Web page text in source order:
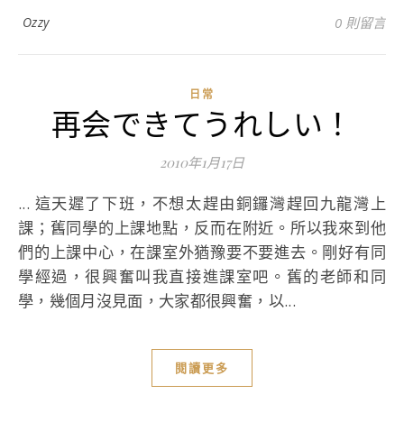
Ozzy 0 則留言
日常
再会できてうれしい！
2010年1月17日
... 這天遲了下班，不想太趕由銅鑼灣趕回九龍灣上
課；舊同學的上課地點，反而在附近。所以我來到他
們的上課中心，在課室外猶豫要不要進去。剛好有同
學經過，很興奮叫我直接進課室吧。舊的老師和同
學，幾個月沒見面，大家都很興奮，以...
閱讀更多